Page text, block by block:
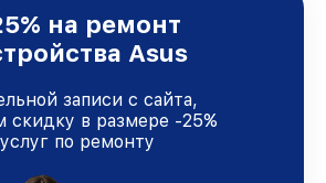
повышая уровень
наших клиентов.
на ремонт
Asus
записи с сайта,
скидку в размере -25%
по ремонту